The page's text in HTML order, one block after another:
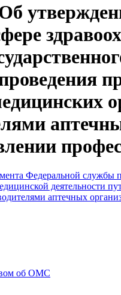
Федеральной службы
деятельности
аптечных
об ОМС